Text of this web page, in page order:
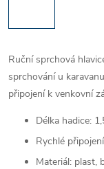
Ruční sprchová
sprchování u
připojení k venkovní
Délka hadice:
Rychlé
Materiál: plast,